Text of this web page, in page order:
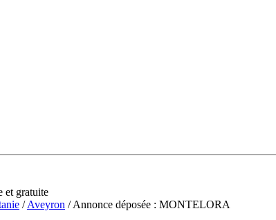
et gratuite
/Aveyron / Annonce déposée : MONTELORA